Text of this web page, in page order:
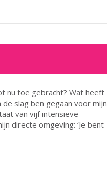
nu toe gebracht? Wat heeft
slag ben gegaan voor mijn
van vijf intensieve
directe omgeving: ‘Je bent